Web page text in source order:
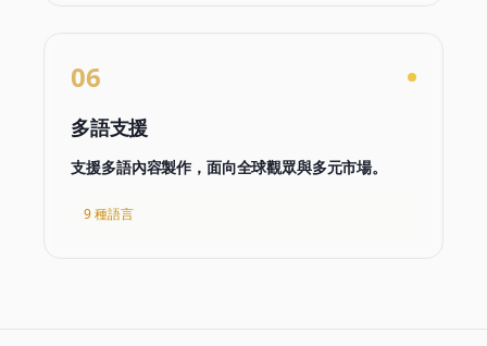
06
多語支援
支援多語內容製作，面向全球觀眾與多元市場。
9 種語言